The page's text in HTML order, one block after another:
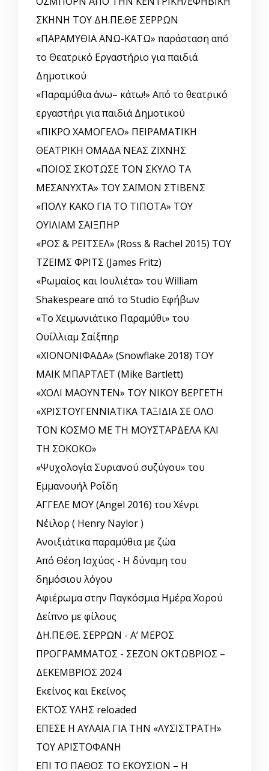
ΣΚΗΝΗ ΤΟΥ ΔΗ.ΠΕ.ΘΕ ΣΕΡΡΩΝ
«ΠΑΡΑΜΥΘΙΑ ΑΝΩ-ΚΑΤΩ» παράσταση από
το Θεατρικό Εργαστήριο για παιδιά
Δημοτικού
«Παραμύθια άνω– κάτω!» Από το θεατρικό
εργαστήρι για παιδιά Δημοτικού
«ΠΙΚΡΟ ΧΑΜΟΓΕΛΟ» ΠΕΙΡΑΜΑΤΙΚΗ
ΘΕΑΤΡΙΚΗ ΟΜΑΔΑ ΝΕΑΣ ΖΙΧΝΗΣ
«ΠΟΙΟΣ ΣΚΟΤΩΣΕ ΤΟΝ ΣΚΥΛΟ ΤΑ
ΜΕΣΑΝΥΧΤΑ» ΤΟΥ ΣΑΪΜΟΝ ΣΤΙΒΕΝΣ
«ΠΟΛΥ ΚΑΚΟ ΓΙΑ ΤΟ ΤΙΠΟΤΑ» ΤΟΥ
ΟΥΙΛΙΑΜ ΣΑΙΞΠΗΡ
«ΡΟΣ & ΡΕΪΤΣΕΛ» (Ross & Rachel 2015) ΤΟΥ
ΤΖΕΙΜΣ ΦΡΙΤΣ (James Fritz)
«Ρωμαίος και Ιουλιέτα» του William
Shakespeare από το Studio Εφήβων
«Το Χειμωνιάτικο Παραμύθι» του
Ουίλλιαμ Σαίξπηρ
«ΧΙΟΝΟΝΙΦΑΔΑ» (Snowflake 2018) ΤΟΥ
ΜΑΙΚ ΜΠΑΡΤΛΕΤ (Mike Bartlett)
«ΧΟΛΙ ΜΑΟΥΝΤΕΝ» ΤΟΥ ΝΙΚΟΥ ΒΕΡΓΕΤΗ
«ΧΡΙΣΤΟΥΓΕΝΝΙΑΤΙΚΑ ΤΑΞΙΔΙΑ ΣΕ ΟΛΟ
ΤΟΝ ΚΟΣΜΟ ΜΕ ΤΗ ΜΟΥΣΤΑΡΔΕΛΑ ΚΑΙ
ΤΗ ΣΟΚΟΚΟ»
«Ψυχολογία Συριανού συζύγου» του
Εμμανουήλ Ροΐδη
ΑΓΓΕΛΕ ΜΟΥ (Angel 2016) του Χένρι
Νέιλορ ( Henry Naylor )
Ανοιξιάτικα παραμύθια με ζώα
Από Θέση Ισχύος - Η δύναμη του
δημόσιου λόγου
Αφιέρωμα στην Παγκόσμια Ημέρα Χορού
Δείπνο με φίλους
ΔΗ.ΠΕ.ΘΕ. ΣΕΡΡΩΝ - Α’ ΜΕΡΟΣ
ΠΡΟΓΡΑΜΜΑΤΟΣ - ΣΕΖΟΝ ΟΚΤΩΒΡΙΟΣ –
ΔΕΚΕΜΒΡΙΟΣ 2024
Εκείνος και Εκείνος
ΕΚΤΟΣ ΥΛΗΣ reloaded
ΕΠΕΣΕ Η ΑΥΛΑΙΑ ΓΙΑ ΤΗΝ «ΛΥΣΙΣΤΡΑΤΗ»
ΤΟΥ ΑΡΙΣΤΟΦΑΝΗ
ΕΠΙ ΤΟ ΠΑΘΟΣ ΤΟ ΕΚΟΥΣΙΟΝ – Η